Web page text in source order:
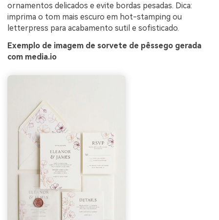
ornamentos delicados e evite bordas pesadas. Dica:
imprima o tom mais escuro em hot-stamping ou
letterpress para acabamento sutil e sofisticado.
Exemplo de imagem de sorvete de pêssego gerada
com media.io